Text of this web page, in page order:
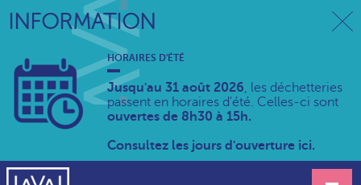
INFORMATION
HORAIRES D'ÉTÉ
Jusqu'au 31 août 2026, les déchetteries
passent en horaires d'été. Celles-ci sont
ouvertes de 8h30 à 15h.
Consultez les jours d'ouverture ici.